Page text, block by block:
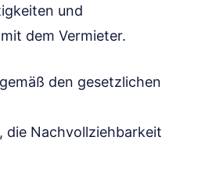
und
dem Vermieter.
den gesetzlichen
die Nachvollziehbarkeit